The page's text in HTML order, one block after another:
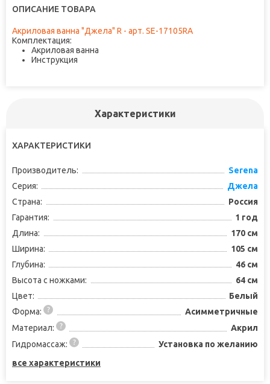
ОПИСАНИЕ ТОВАРА
Акриловая ванна "Джела" R - арт. SE-17105RA
Комплектация:
Акриловая ванна
Инструкция
Характеристики
ХАРАКТЕРИСТИКИ
Производитель:
Serena
Серия:
Джела
Страна:
Россия
Гарантия:
1 год
Длина:
170 см
Ширина:
105 см
Глубина:
46 см
Высота с ножками:
64 см
Цвет:
Белый
Форма:
Асимметричные
Материал:
Акрил
Гидромассаж:
Установка по желанию
все характеристики